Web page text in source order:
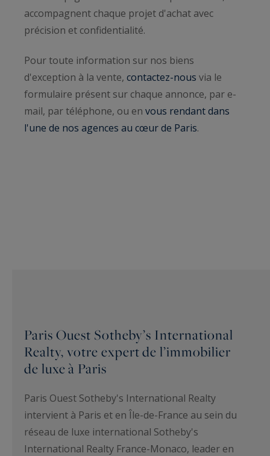
accompagnent chaque projet d'achat avec
précision et confidentialité.
Pour toute information sur nos biens
d'exception à la vente, contactez-nous via le
formulaire présent sur chaque annonce, par e-
mail, par téléphone, ou en vous rendant dans
l'une de nos agences au cœur de Paris.
Paris Ouest Sotheby’s International
Realty, votre expert de l’immobilier
de luxe à Paris
Paris Ouest Sotheby's International Realty
intervient à Paris et en Île-de-France au sein du
réseau de luxe international Sotheby's
International Realty France-Monaco, leader en